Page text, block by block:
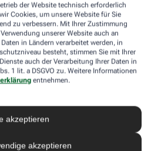
der Website technisch erforderlich
Cookies, um unsere Website für Sie
zu verbessern. Mit Ihrer Zustimmung
unserer Website auch an
in Ländern verarbeitet werden, in
besteht, stimmen Sie mit Ihrer
auch der Verarbeitung Ihrer Daten in
1 lit. a DSGVO zu. Weitere Informationen
entnehmen.
akzeptieren
akzeptieren
Ein Diffusor verwandelt
die Reizhusten lindert, die
im Winter trockener
Sie mit und holen Sie sich
Kraft der Aromen und Öle direkt
20 m²
mit Ultraschall